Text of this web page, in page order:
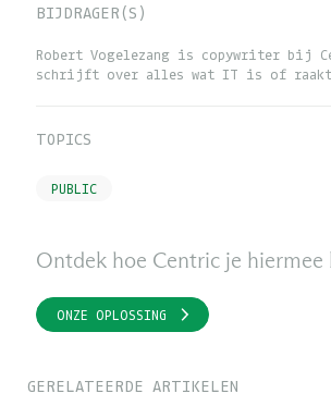
BIJDRAGER(S)
Robert Vogelezang is copywriter bij
schrijft over alles wat IT is of
TOPICS
PUBLIC
Ontdek hoe Centric je hiermee
ONZE OPLOSSING
GERELATEERDE ARTIKELEN